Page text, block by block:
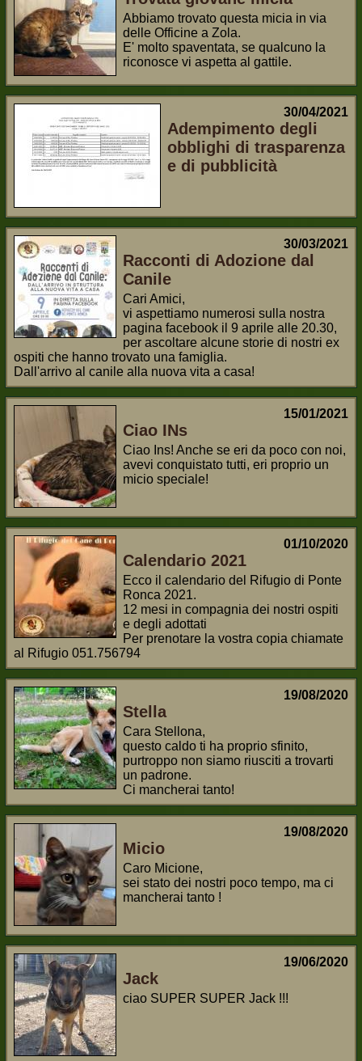
Abbiamo trovato questa micia in via
delle Officine a Zola.
E' molto spaventata, se qualcuno la
riconosce vi aspetta al gattile.
30/04/2021
Adempimento degli
obblighi di trasparenza
e di pubblicità
30/03/2021
Racconti di Adozione dal
Canile
Cari Amici,
vi aspettiamo numerosi sulla nostra
pagina facebook il 9 aprile alle 20.30,
per ascoltare alcune storie di nostri ex
ospiti che hanno trovato una famiglia.
Dall'arrivo al canile alla nuova vita a casa!
15/01/2021
Ciao INs
Ciao Ins! Anche se eri da poco con noi,
avevi conquistato tutti, eri proprio un
micio speciale!
01/10/2020
Calendario 2021
Ecco il calendario del Rifugio di Ponte
Ronca 2021.
12 mesi in compagnia dei nostri ospiti
e degli adottati
Per prenotare la vostra copia chiamate
al Rifugio 051.756794
19/08/2020
Stella
Cara Stellona,
questo caldo ti ha proprio sfinito,
purtroppo non siamo riusciti a trovarti
un padrone.
Ci mancherai tanto!
19/08/2020
Micio
Caro Micione,
sei stato dei nostri poco tempo, ma ci
mancherai tanto !
19/06/2020
Jack
ciao SUPER SUPER Jack !!!